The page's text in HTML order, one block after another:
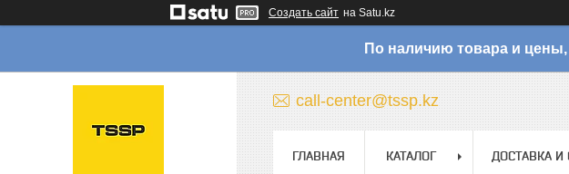
Создать сайт на Satu.kz
По наличию товара и
call-center@tssp.kz
ГЛАВНАЯ КАТАЛОГ ДОСТАВКА И